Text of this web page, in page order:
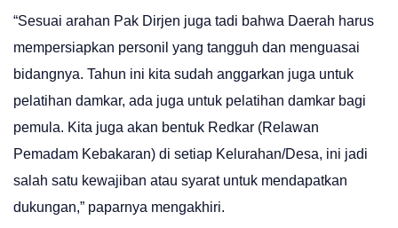
“Sesuai arahan Pak Dirjen juga tadi bahwa Daerah harus
mempersiapkan personil yang tangguh dan menguasai
bidangnya. Tahun ini kita sudah anggarkan juga untuk
pelatihan damkar, ada juga untuk pelatihan damkar bagi
pemula. Kita juga akan bentuk Redkar (Relawan
Pemadam Kebakaran) di setiap Kelurahan/Desa, ini jadi
salah satu kewajiban atau syarat untuk mendapatkan
dukungan,” paparnya mengakhiri.